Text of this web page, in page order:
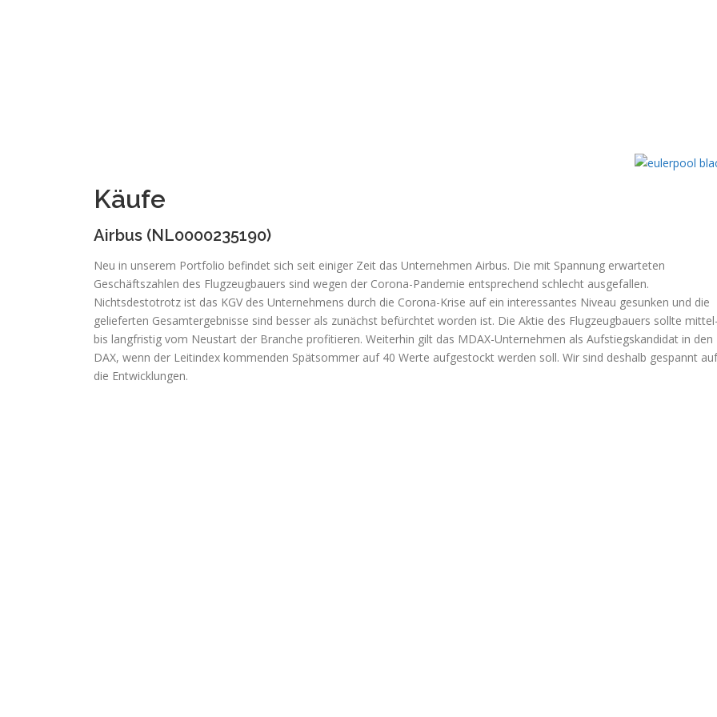
Käufe
Airbus (NL0000235190)
Neu in unserem Portfolio befindet sich seit einiger Zeit das Unternehmen Airbus. Die mit Spannung erwarteten
Geschäftszahlen des Flugzeugbauers sind wegen der Corona-Pandemie entsprechend schlecht ausgefallen.
Nichtsdestotrotz ist das KGV des Unternehmens durch die Corona-Krise auf ein interessantes Niveau gesunken und die
gelieferten Gesamtergebnisse sind besser als zunächst befürchtet worden ist. Die Aktie des Flugzeugbauers sollte
bis langfristig vom Neustart der Branche profitieren. Weiterhin gilt das MDAX-Unternehmen als Aufstiegskandidat in den
DAX, wenn der Leitindex kommenden Spätsommer auf 40 Werte aufgestockt werden soll. Wir sind deshalb gespannt auf
die Entwicklungen.